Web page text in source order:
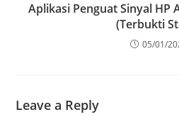
Aplikasi Penguat Sinyal HP
(Terbukti
05/01/
Leave a Reply